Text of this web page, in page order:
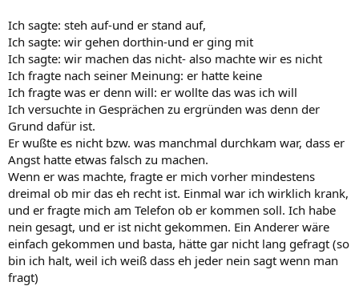
Ich sagte: steh auf-und er stand auf,
Ich sagte: wir gehen dorthin-und er ging mit
Ich sagte: wir machen das nicht- also machte wir es nicht
Ich fragte nach seiner Meinung: er hatte keine
Ich fragte was er denn will: er wollte das was ich will
Ich versuchte in Gesprächen zu ergründen was denn der
Grund dafür ist.
Er wußte es nicht bzw. was manchmal durchkam war, dass er
Angst hatte etwas falsch zu machen.
Wenn er was machte, fragte er mich vorher mindestens
dreimal ob mir das eh recht ist. Einmal war ich wirklich krank,
und er fragte mich am Telefon ob er kommen soll. Ich habe
nein gesagt, und er ist nicht gekommen. Ein Anderer wäre
einfach gekommen und basta, hätte gar nicht lang gefragt (so
bin ich halt, weil ich weiß dass eh jeder nein sagt wenn man
fragt)